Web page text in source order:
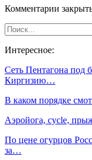
Комментарии
Интересное:
Сеть Пентагона под
Киргизию…
В каком порядке
Аэройога, cycle,
По цене огурцов
за…